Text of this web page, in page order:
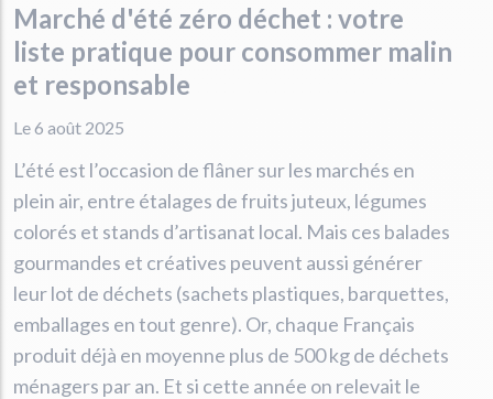
Marché d'été zéro déchet : votre
liste pratique pour consommer malin
et responsable
Le 6 août 2025
L’été est l’occasion de flâner sur les marchés en
plein air, entre étalages de fruits juteux, légumes
colorés et stands d’artisanat local. Mais ces balades
gourmandes et créatives peuvent aussi générer
leur lot de déchets (sachets plastiques, barquettes,
emballages en tout genre). Or, chaque Français
produit déjà en moyenne plus de 500 kg de déchets
ménagers par an. Et si cette année on relevait le